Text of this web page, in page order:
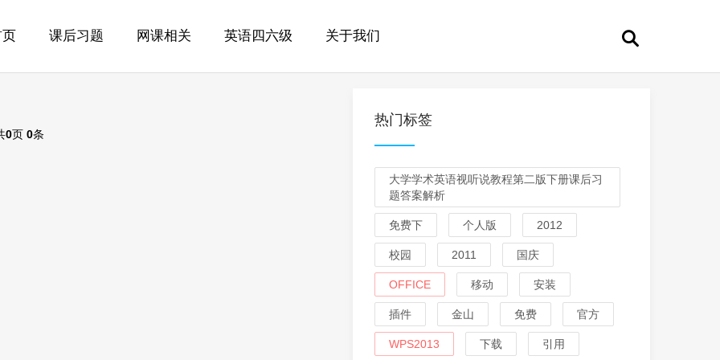
课后习题 网课相关 英语四六级 关于我们
0页 0条
热门标签
大学学术英语视听说教程第二版下册课后习
题答案解析
免费下 个人版 2012
校园 2011 国庆
OFFICE 移动 安装
插件 金山 免费 官方
WPS2013 下载 引用